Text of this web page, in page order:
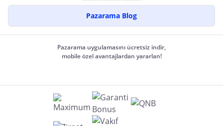
Pazarama Blog
Pazarama uygulamasını ücretsiz indir,
mobile özel avantajlardan yararlan!